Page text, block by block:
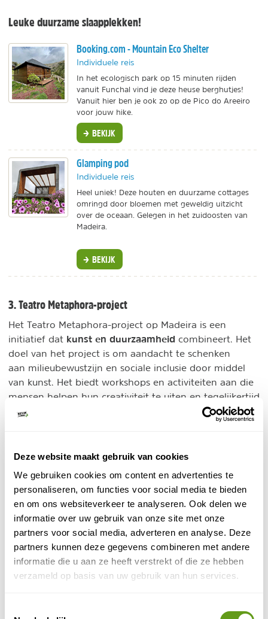
Deze website maakt gebruik van cookies
We gebruiken cookies om content en advertenties te
personaliseren, om functies voor social media te bieden
en om ons websiteverkeer te analyseren. Ook delen we
informatie over uw gebruik van onze site met onze
partners voor social media, adverteren en analyse. Deze
partners kunnen deze gegevens combineren met andere
informatie die u aan ze heeft verstrekt of die ze hebben
verzameld op basis van uw gebruik van hun services.
Leuke duurzame slaapplekken!
Booking.com - Mountain Eco Shelter
Individuele reis
In het ecologisch park op 15 minuten rijden
vanuit Funchal vind je deze heuse berghutjes!
Vanuit hier ben je ook zo op de Pico do Areeiro
voor jouw hike.
BEKIJK
Glamping pod
Individuele reis
Heel uniek! Deze houten en duurzame cottages
omringd door bloemen met geweldig uitzicht
over de oceaan. Gelegen in het zuidoosten van
Madeira.
BEKIJK
3. Teatro Metaphora-project
Het Teatro Metaphora-project op Madeira is een
initiatief dat kunst en duurzaamheid combineert. Het
doel van het project is om aandacht te schenken
aan milieubewustzijn en sociale inclusie door middel
van kunst. Het biedt workshops en activiteiten aan die
mensen helpen hun creativiteit te uiten en tegelijkertijd
bewustzijn te creëren over duurzame initiatieven. Het
project betrekt allerlei mensen uit de samenleving,
om de inclusiviteit te verbeteren.
4. Porto Santo - Sea water project
Ook op het buureilandPorto Santowordt ingezet op
duurzaamheid. Al 40 jaar lang komt al het drinkwater
op Porto Santo vanuit de zee. Op het eiland
zijn geavanceerdeontziltingstechnologieënaanwezig
om zeewater om te zetten in drinkwater en om het
water te gebruiken voor irrigatie van landbouwgrond